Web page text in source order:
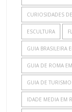
CURIOSIDADES
ESCULTURA
GUIA BRASILEIRA
GUIA DE ROMA
GUIA DE
IDADE MEDIA EM